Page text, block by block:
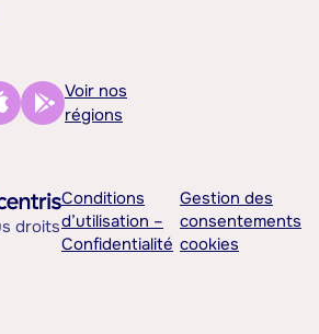
Voir nos
régions
droits
Conditions
d’utilisation –
Confidentialité
Gestion des
consentements
cookies